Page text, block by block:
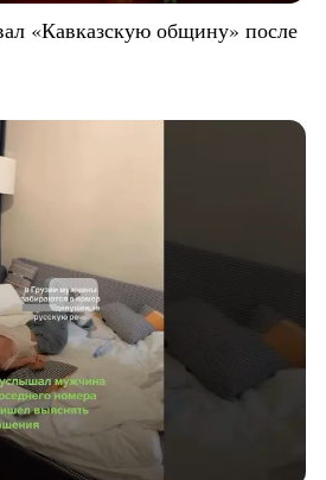
«Кавказскую общину» после